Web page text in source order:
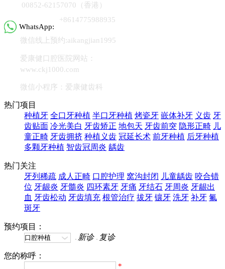
00852-62157070（香港）
WhatsApp:
+8614775988935
微信线上预约:aikangjian1995
爱康健口腔医院网站：
www.ckj1000.com
微信小程序：爱康健齿科
热门项目
种植牙 全口牙种植 半口牙种植 烤瓷牙 嵌体补牙 义齿 牙
齿贴面 冷光美白 牙齿矫正 地包天 牙齿前突 隐形正畸 儿
童正畸 牙齿拥挤 种植义齿 冠延长术 前牙种植 后牙种植
多颗牙种植 智齿冠周炎 龋齿
热门关注
牙列稀疏 成人正畸 口腔护理 窝沟封闭 儿童龋齿 咬合错
位 牙龈炎 牙髓炎 四环素牙 牙痛 牙结石 牙周炎 牙龈出
血 牙齿松动 牙齿填充 根管治疗 拔牙 镶牙 洗牙 补牙 氟
斑牙
预约项目：
新诊
复诊
您的称呼：
*